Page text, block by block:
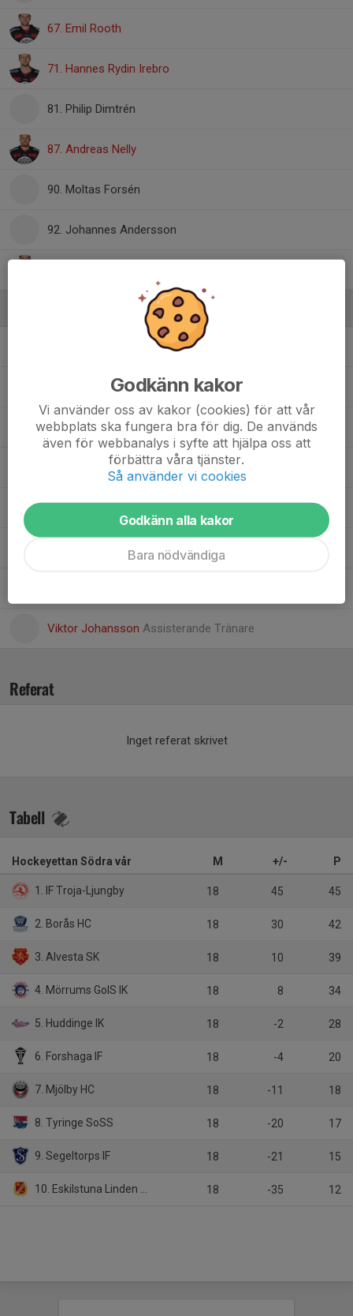
67. Emil Rooth
71. Hannes Rydin Irebro
81. Philip Dimtrén
87. Andreas Nelly
90. Moltas Forsén
92. Johannes Andersson
Sportchef, assisterande tränare
Gustav KindgrenTeam Manager
Gustav LyckstedtMaterialförvaltare
Per-Inge JohanssonMaterialförvaltare
Robert NorinSportgruppen
Ronny FilipssonMaterialförvaltare
Viktor Johansson Assisterande Tränare
Referat
Inget referat skrivet
Tabell
Hockeyettan Södra vår M +/- P
1. IF Troja-Ljungby 18 45 45
2. Borås HC 18 30 42
3. Alvesta SK 18 10 39
4. Mörrums GoIS IK 18 8 34
5. Huddinge IK 18 -2 28
6. Forshaga IF 18 -4 20
7. Mjölby HC 18 -11 18
8. Tyringe SoSS 18 -20 17
9. Segeltorps IF 18 -21 15
10. Eskilstuna Linden Hockey 18 -35 12
Godkänn kakor
Vi använder oss av kakor (cookies) för att vår
webbplats ska fungera bra för dig. De används
även för webbanalys i syfte att hjälpa oss att
förbättra våra tjänster.
Så använder vi cookies
Godkänn alla kakor
Bara nödvändiga